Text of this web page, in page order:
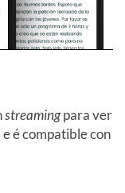
streamingpara ver
é compatible con